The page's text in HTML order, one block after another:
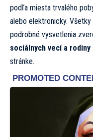
podľa miesta trvalého
alebo elektronicky.
podrobné vysvetlenia
sociálnych vecí a rodiny
stránke.